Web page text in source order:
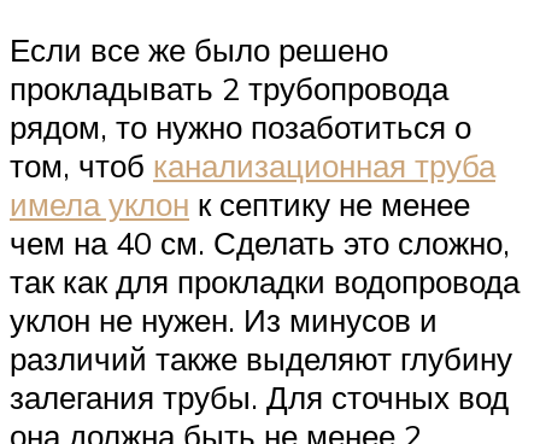
Если все же было решено
прокладывать 2 трубопровода
рядом, то нужно позаботиться о
том, чтоб канализационная труба
имела уклон к септику не менее
чем на 40 см. Сделать это сложно,
так как для прокладки водопровода
уклон не нужен. Из минусов и
различий также выделяют глубину
залегания трубы. Для сточных вод
она должна быть не менее 2